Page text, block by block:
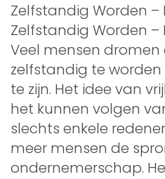
Zelfstandig Worden –
Zelfstandig Worden –
Veel mensen dromen
zelfstandig te
te zijn. Het idee van
het kunnen volgen
slechts enkele
meer mensen de
ondernemerschap.